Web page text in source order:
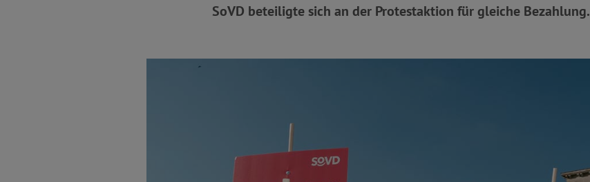
SoVD beteiligte sich an der Protestaktion für gleiche Bezahlung.